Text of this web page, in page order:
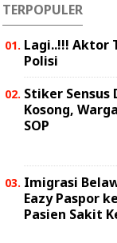
TERPOPULER
Lagi..!!! Aktor
Polisi
Stiker Sensus
Kosong,
SOP
Imigrasi
Eazy Paspor
Pasien Sakit